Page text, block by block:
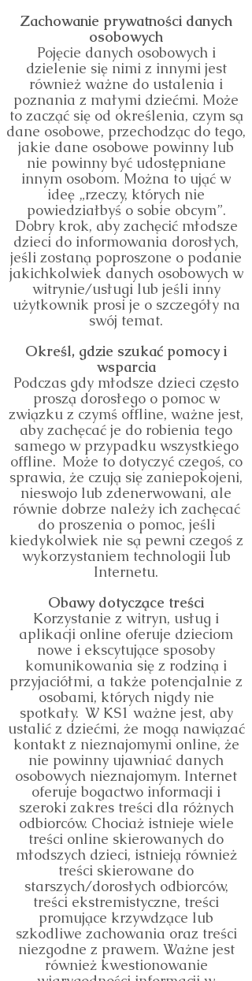
Zachowanie prywatności danych
osobowych
Pojęcie danych osobowych i
dzielenie się nimi z innymi jest
również ważne do ustalenia i
poznania z małymi dziećmi. Może
to zacząć się od określenia, czym są
dane osobowe, przechodząc do tego,
jakie dane osobowe powinny lub
nie powinny być udostępniane
innym osobom. Można to ująć w
ideę „rzeczy, których nie
powiedziałbyś o sobie obcym”.
Dobry krok, aby zachęcić młodsze
dzieci do informowania dorosłych,
jeśli zostaną poproszone o podanie
jakichkolwiek danych osobowych w
witrynie/usługi lub jeśli inny
użytkownik prosi je o szczegóły na
swój temat.
Określ, gdzie szukać pomocy i
wsparcia
Podczas gdy młodsze dzieci często
proszą dorosłego o pomoc w
związku z czymś offline, ważne jest,
aby zachęcać je do robienia tego
samego w przypadku wszystkiego
offline. Może to dotyczyć czegoś, co
sprawia, że czują się zaniepokojeni,
nieswojo lub zdenerwowani, ale
równie dobrze należy ich zachęcać
do proszenia o pomoc, jeśli
kiedykolwiek nie są pewni czegoś z
wykorzystaniem technologii lub
Internetu.
Obawy dotyczące treści
Korzystanie z witryn, usług i
aplikacji online oferuje dzieciom
nowe i ekscytujące sposoby
komunikowania się z rodziną i
przyjaciółmi, a także potencjalnie z
osobami, których nigdy nie
spotkały. W KS1 ważne jest, aby
ustalić z dziećmi, że mogą nawiązać
kontakt z nieznajomymi online, że
nie powinny ujawniać danych
osobowych nieznajomym. Internet
oferuje bogactwo informacji i
szeroki zakres treści dla różnych
odbiorców. Chociaż istnieje wiele
treści online skierowanych do
młodszych dzieci, istnieją również
treści skierowane do
starszych/dorosłych odbiorców,
treści ekstremistyczne, treści
promujące krzywdzące lub
szkodliwe zachowania oraz treści
niezgodne z prawem. Ważne jest
również kwestionowanie